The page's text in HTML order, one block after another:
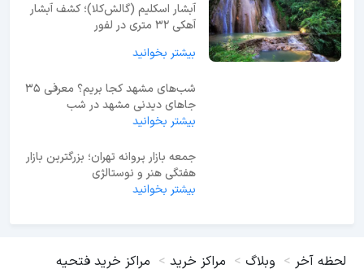
آبشار اسکلیم (گالش‌کلا)؛ کشف آبشار
آهکی ۳۲ متری در لفور
بیشتر بخوانید
شب‌های مشهد کجا بریم؟ معرفی 35
جاهای دیدنی مشهد در شب
بیشتر بخوانید
جمعه بازار پروانه تهران؛ بزرگترین بازار
هفتگی هنر و نوستالژی
بیشتر بخوانید
لحظه آخر وبلاگ مراکز خرید مراکز خرید فتحیه